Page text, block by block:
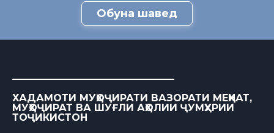
Обуна шавед
ХАДАМОТИ МУҲОҶИРАТИ ВАЗОРАТИ МЕҲНАТ,
МУҲОҶИРАТ ВА ШУҒЛИ АҲОЛИИ ҶУМҲУРИИ
ТОҶИКИСТОН